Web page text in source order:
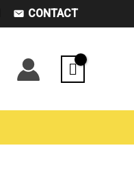
CONTACT